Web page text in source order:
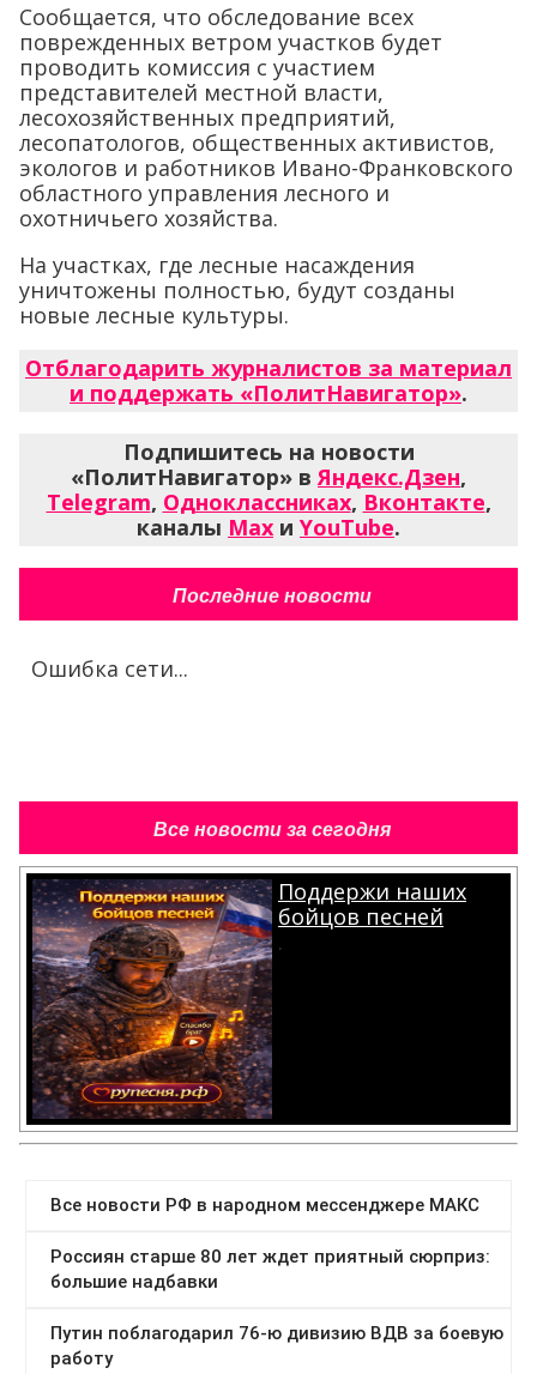
Сообщается, что обследование всех
поврежденных ветром участков будет
проводить комиссия с участием
представителей местной власти,
лесохозяйственных предприятий,
лесопатологов, общественных активистов,
экологов и работников Ивано-Франковского
областного управления лесного и
охотничьего хозяйства.
На участках, где лесные насаждения
уничтожены полностью, будут созданы
новые лесные культуры.
Отблагодарить журналистов за материал
и поддержать «ПолитНавигатор».
Подпишитесь на новости
«ПолитНавигатор» в Яндекс.Дзен,
Telegram, Одноклассниках, Вконтакте,
каналы Max и YouTube.
Последние новости
Ошибка сети...
Все новости за сегодня
Поддержи наших
бойцов песней
.